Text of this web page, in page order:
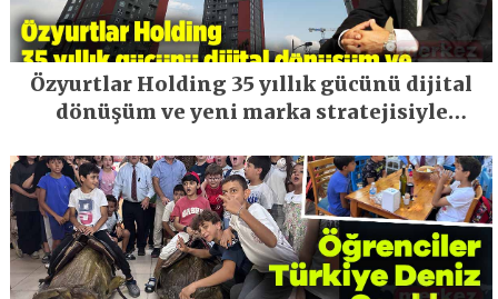
Özyurtlar Holding 35 yıllık gücünü dijital
dönüşüm ve yeni marka stratejisiyle